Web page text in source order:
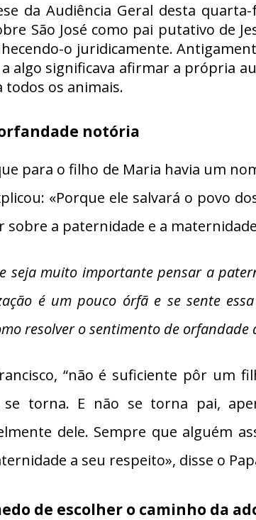
da Audiência Geral desta
São José como pai putativo de
o juridicamente.
algo significava afirmar a própria
todos os animais.
notória
para o filho de Maria havia um
«Porque ele salvará o povo
sobre a paternidade e a
seja muito importante pensar a
é um pouco órfã e se sente
resolver o sentimento de orfandade
“não é suficiente pôr um
se torna. E não se torna pai,
dele. Sempre que alguém
a seu respeito», disse o
de escolher o caminho da